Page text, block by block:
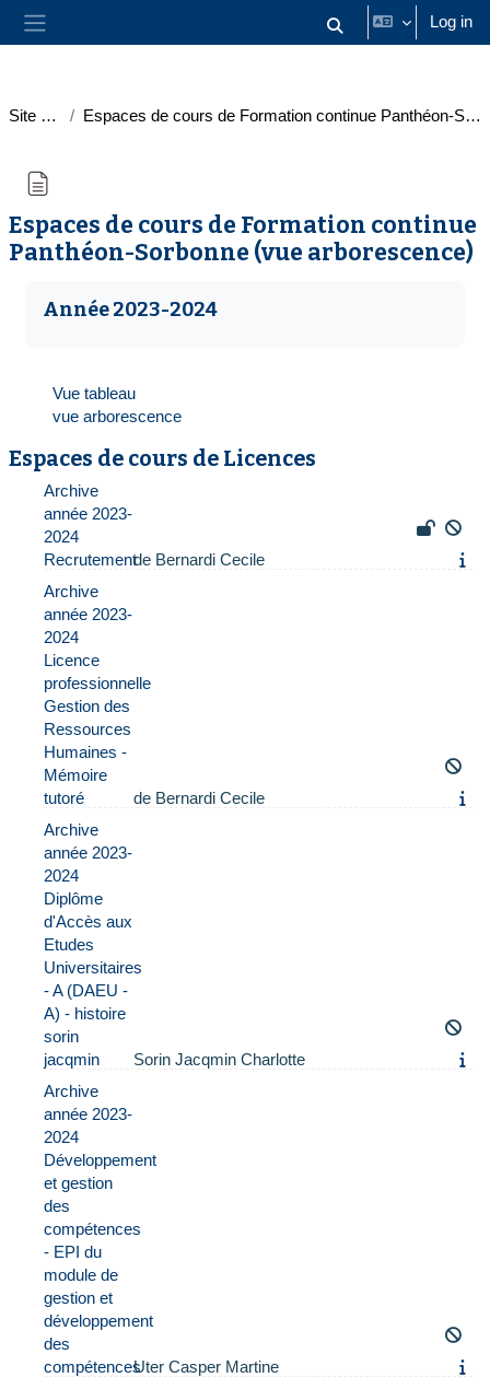
Side panel Toggle search input
Log in
Site pages Espaces de cours de Formation continue Panthéon-Sorbonne (vue arborescence)
Espaces de cours de Formation continue
Panthéon-Sorbonne (vue arborescence)
Année 2023-2024
Vue tableau
vue arborescence
Espaces de cours de Licences
Archive
année 2023-
2024
Recrutementde Bernardi Cecile
Archive
année 2023-
2024
Licence
professionnelle
Gestion des
Ressources
Humaines -
Mémoire
tutoré
de Bernardi Cecile
Archive
année 2023-
2024
Diplôme
d'Accès aux
Etudes
Universitaires
- A (DAEU -
A) - histoire
sorin
jacqmin
Sorin Jacqmin Charlotte
Archive
année 2023-
2024
Développement
et gestion
des
compétences
- EPI du
module de
gestion et
développement
des
compétencesUter Casper Martine